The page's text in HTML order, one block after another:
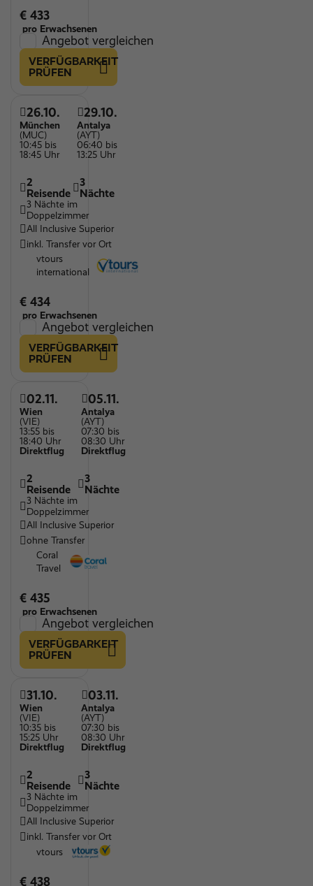
€ 433
pro Erwachsenen
Angebot vergleichen
VERFÜGBARKEIT
PRÜFEN
26.10.
München
(MUC)
10:45 bis
18:45 Uhr
29.10.
Antalya
(AYT)
06:40 bis
13:25 Uhr
2
Reisende
3
Nächte
3 Nächte im
Doppelzimmer
All Inclusive Superior
inkl. Transfer vor Ort
vtours
international
€ 434
pro Erwachsenen
Angebot vergleichen
VERFÜGBARKEIT
PRÜFEN
02.11.
Wien
(VIE)
13:55 bis
18:40 Uhr
Direktflug
05.11.
Antalya
(AYT)
07:30 bis
08:30 Uhr
Direktflug
2
Reisende
3
Nächte
3 Nächte im
Doppelzimmer
All Inclusive Superior
ohne Transfer
Coral
Travel
€ 435
pro Erwachsenen
Angebot vergleichen
VERFÜGBARKEIT
PRÜFEN
31.10.
Wien
(VIE)
10:35 bis
15:25 Uhr
Direktflug
03.11.
Antalya
(AYT)
07:30 bis
08:30 Uhr
Direktflug
2
Reisende
3
Nächte
3 Nächte im
Doppelzimmer
All Inclusive Superior
inkl. Transfer vor Ort
vtours
€ 438